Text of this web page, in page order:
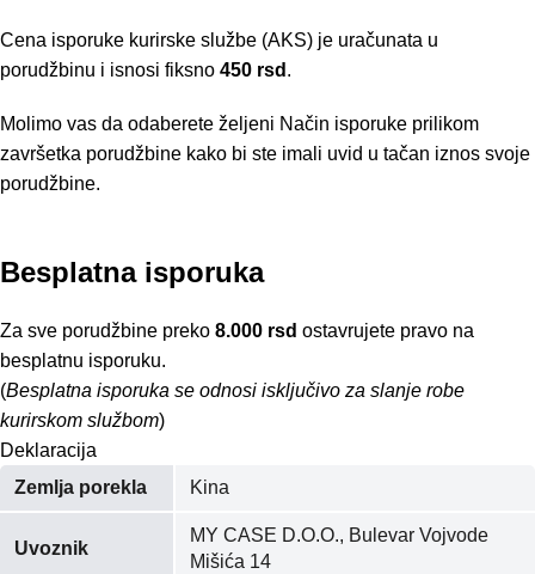
Cena isporuke kurirske službe (AKS) je uračunata u
porudžbinu i isnosi fiksno 450 rsd .
Molimo vas da odaberete željeni Način isporuke prilikom
završetka porudžbine kako bi ste imali uvid u tačan iznos svoje
porudžbine.
Besplatna isporuka
Za sve porudžbine preko 8.000 rsd ostavrujete pravo na
besplatnu isporuku.
(Besplatna isporuka se odnosi isključivo za slanje robe
kurirskom službom)
Deklaracija
Zemlja porekla
Kina
Uvoznik
MY CASE D.O.O., Bulevar Vojvode
Mišića 14